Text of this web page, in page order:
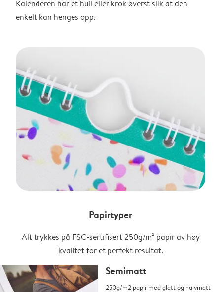
Kalenderen har et hull eller krok øverst slik at den
enkelt kan henges opp.
Papirtyper
Alt trykkes på FSC-sertifisert 250g/m² papir av høy
kvalitet for et perfekt resultat.
Semimatt
250g/m2 papir med glatt og halvmatt